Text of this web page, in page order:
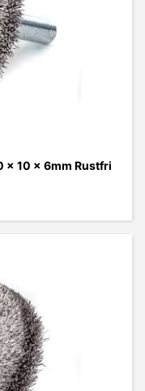
x 10 x 6mm Rustfri